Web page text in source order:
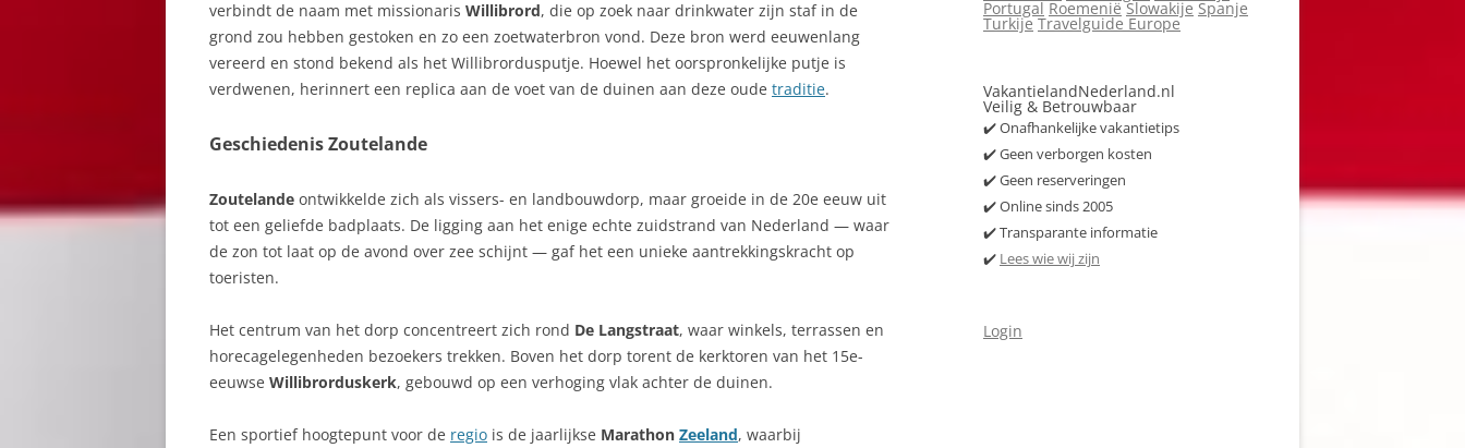
verbindt de naam met missionaris Willibrord, die op zoek naar drinkwater zijn staf in de
grond zou hebben gestoken en zo een zoetwaterbron vond. Deze bron werd eeuwenlang
vereerd en stond bekend als het Willibrordusputje. Hoewel het oorspronkelijke putje is
verdwenen, herinnert een replica aan de voet van de duinen aan deze oude traditie.
Geschiedenis Zoutelande
Zoutelande ontwikkelde zich als vissers- en landbouwdorp, maar groeide in de 20e eeuw uit
tot een geliefde badplaats. De ligging aan het enige echte zuidstrand van Nederland — waar
de zon tot laat op de avond over zee schijnt — gaf het een unieke aantrekkingskracht op
toeristen.
Het centrum van het dorp concentreert zich rond De Langstraat, waar winkels, terrassen en
horecagelegenheden bezoekers trekken. Boven het dorp torent de kerktoren van het 15e-
eeuwse Willibrorduskerk, gebouwd op een verhoging vlak achter de duinen.
Een sportief hoogtepunt voor de regio is de jaarlijkse Marathon Zeeland, waarbij
Portugal Roemenië Slowakije Spanje
Turkije Travelguide Europe
VakantielandNederland.nl
Veilig & Betrouwbaar
✔️ Onafhankelijke vakantietips
✔️ Geen verborgen kosten
✔️ Geen reserveringen
✔️ Online sinds 2005
✔️ Transparante informatie
✔️ Lees wie wij zijn
Login